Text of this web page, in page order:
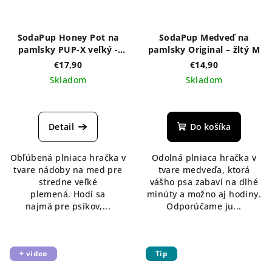
SodaPup Honey Pot na
pamlsky PUP-X veľký -
rôzne farby
€17,90
Skladom
hodnotenie
produktu
z
5
hviezdičiek.
Detail
Obľúbená plniaca hračka v
tvare nádoby na med pre
stredne veľké
plemená. Hodí sa
najmä pre psíkov,...
SodaPup Medveď na
pamlsky Original – žltý M
€14,90
Skladom
Do košíka
Odolná plniaca hračka v
tvare medveďa, ktorá
vášho psa zabaví na dlhé
minúty a možno aj hodiny.
Odporúčame ju...
+ video Tip